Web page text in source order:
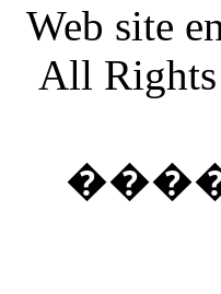
Web site
All Rights